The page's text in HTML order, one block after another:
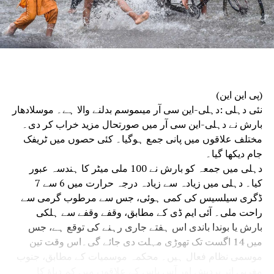
اتراکھنڈ، بہار، راجستھان، جموں و کشمیر اور چندی گڑھ کے
سینئر پولیس افسران نے شرکت کی۔
دہلی پولیس ہیڈکوارٹر میں منعقدہ میٹنگ میں مرکزی انٹیلی
تقریبات کو ہموار اور واقعات سے پاک کرنے کو یقینی بنانے پر
زور دیا گیا۔
(پی این این)
نئی دہلی :دہلی-این سی آر میںموسم بدلنے والا ہے۔ موسلادھار
بارش نے دہلی-این سی آر میں صورتحال مزید خراب کر دی۔
مختلف علاقوں میں پانی جمع ہوگیا۔ کئی حصوں میں ٹریفک
جام دیکھا گیا۔
دہلی میں جمعہ کو بارش نے 100 ملی میٹر کا ہندسہ عبور
کیا۔ دہلی میں زیادہ سے زیادہ درجہ حرارت میں 6 سے 7
ڈگری سیلسیس کی کمی ہوئی، جس سے مرطوب گرمی سے
راحت ملی۔ آئی ایم ڈی کے مطابق، وقفے وقفے سے ہلکی
بارش یا بوندا باندی اس ہفتے جاری رہنے کی توقع ہے، جس
میں 14 اگست تک تھوڑی مہلت دی جائے گی۔اس وقت تین
موسمی نظام فعال ہیں۔ محکمہ موسمیات کے مطابق، جنوب